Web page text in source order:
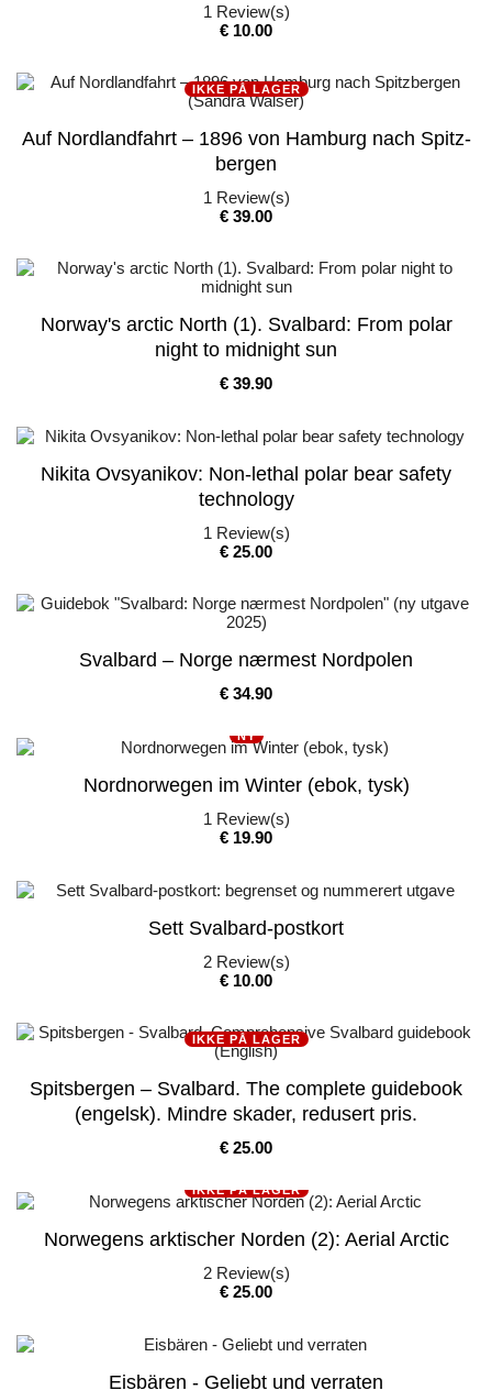
1 Review(s)
Pris
€ 10.00
IKKE PÅ LAGER
Auf Nord­­lan­d­fahrt – 1896 von Hamburg nach Spitz­­
bergen
1 Review(s)
Pris
€ 39.00
Norway's arctic North (1). Svalbard: From polar
night to midnight sun
Pris
€ 39.90
Nikita Ovsyanikov: Non-lethal polar bear safety
technology
1 Review(s)
Pris
€ 25.00
Svalbard – Norge nærmest Nordpolen
Pris
€ 34.90
NY
Nordnorwegen im Winter (ebok, tysk)
1 Review(s)
Pris
€ 19.90
Sett Svalbard-postkort
2Review(s)
Pris
€ 10.00
IKKE PÅ LAGER
Spitsbergen – Svalbard. The complete guidebook
(engelsk). Mindre skader, redusert pris.
Pris
€ 25.00
IKKE PÅ LAGER
Norwegens arktischer Norden (2): Aerial Arctic
2Review(s)
Pris
€ 25.00
Eisbären - Geliebt und verraten